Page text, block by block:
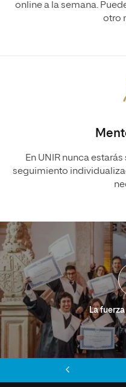
online a la semana.
otro
En UNIR nunca
seguimiento
La